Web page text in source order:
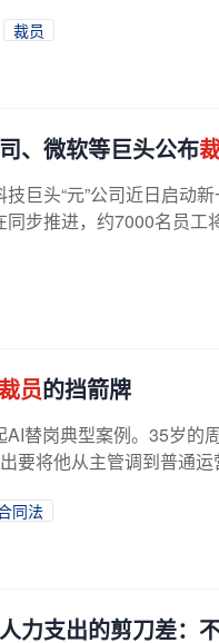
裁员
、微软等巨头公布
巨头“元”公司近日启动
步推进，约7000名员
员的挡箭牌
替岗典型案例。35岁的
要将他从主管调到普通
同法
力支出的剪刀差：